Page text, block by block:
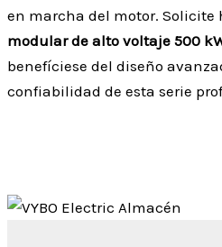
en marcha del motor. Solicite
modular de alto voltaje 500
benefíciese del diseño
confiabilidad de esta serie